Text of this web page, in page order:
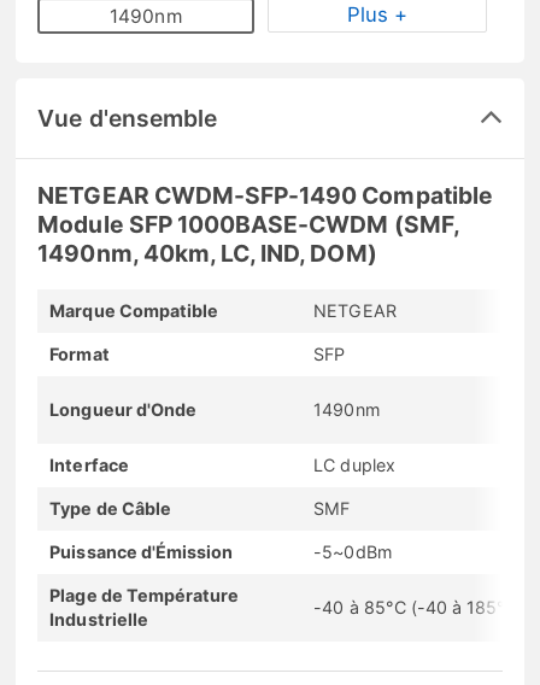
1490nm Plus +
Vue d'ensemble
NETGEAR CWDM-SFP-1490 Compatible
Module SFP 1000BASE-CWDM (SMF,
1490nm, 40km, LC, IND, DOM)
Marque Compatible NETGEAR
Format SFP
Longueur d'Onde 1490nm
Interface LC duplex
Type de Câble SMF
Puissance d'Émission -5~0dBm
Plage de Température
Industrielle
-40 à 85°C (-40 à 185°F)